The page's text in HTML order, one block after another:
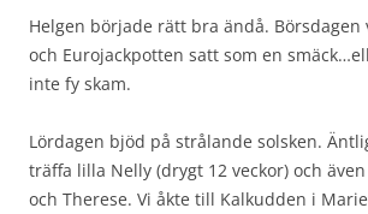
Helgen började rätt bra ändå.
och Eurojackpotten satt som en
inte fy skam.
Lördagen bjöd på strålande solsken.
träffa lilla Nelly (drygt 12 veckor) och
och Therese. Vi åkte till Kalkudden i